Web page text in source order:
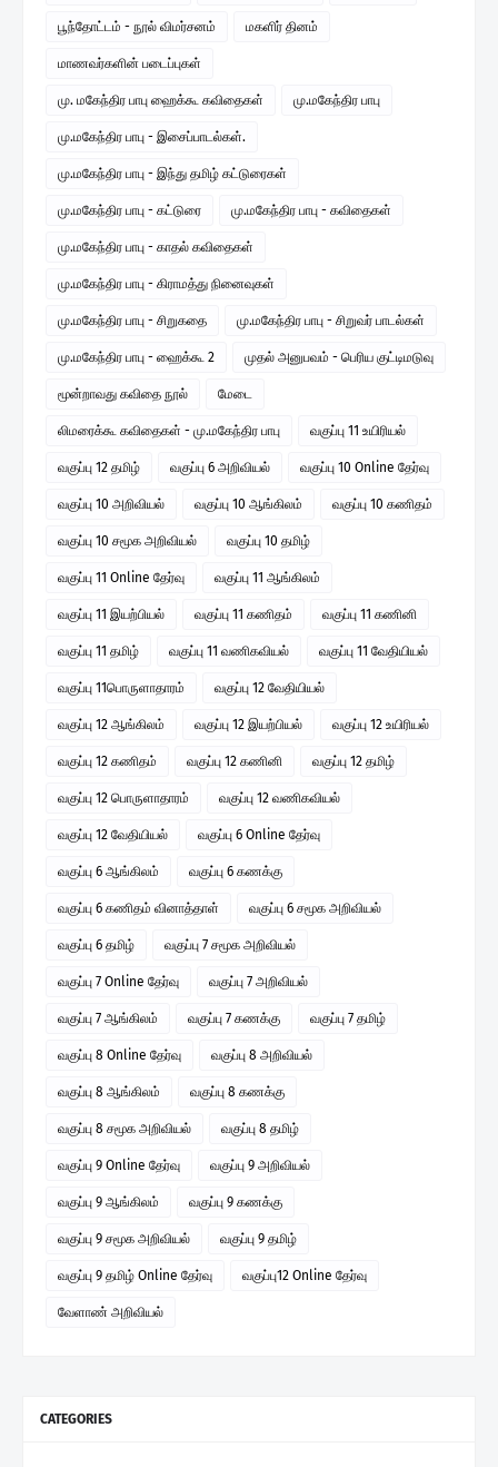
பூந்தோட்டம் - நூல் விமர்சனம் மகளிர் தினம்
மாணவர்களின் படைப்புகள்
மு. மகேந்திர பாபு ஹைக்கூ கவிதைகள் மு.மகேந்திர பாபு
மு.மகேந்திர பாபு - இசைப்பாடல்கள்.
மு.மகேந்திர பாபு - இந்து தமிழ் கட்டுரைகள்
மு.மகேந்திர பாபு - கட்டுரை மு.மகேந்திர பாபு - கவிதைகள்
மு.மகேந்திர பாபு - காதல் கவிதைகள்
மு.மகேந்திர பாபு - கிராமத்து நினைவுகள்
மு.மகேந்திர பாபு - சிறுகதை மு.மகேந்திர பாபு - சிறுவர் பாடல்கள்
மு.மகேந்திர பாபு - ஹைக்கூ 2 முதல் அனுபவம் - பெரிய குட்டிமடுவு
மூன்றாவது கவிதை நூல் மேடை
லிமரைக்கூ கவிதைகள் - மு.மகேந்திர பாபு வகுப்பு 11 உயிரியல்
வகுப்பு 12 தமிழ் வகுப்பு 6 அறிவியல் வகுப்பு 10 Online தேர்வு
வகுப்பு 10 அறிவியல் வகுப்பு 10 ஆங்கிலம் வகுப்பு 10 கணிதம்
வகுப்பு 10 சமூக அறிவியல் வகுப்பு 10 தமிழ்
வகுப்பு 11 Online தேர்வு வகுப்பு 11 ஆங்கிலம்
வகுப்பு 11 இயற்பியல் வகுப்பு 11 கணிதம் வகுப்பு 11 கணினி
வகுப்பு 11 தமிழ் வகுப்பு 11 வணிகவியல் வகுப்பு 11 வேதியியல்
வகுப்பு 11பொருளாதாரம் வகுப்பு 12 வேதியியல்
வகுப்பு 12 ஆங்கிலம் வகுப்பு 12 இயற்பியல் வகுப்பு 12 உயிரியல்
வகுப்பு 12 கணிதம் வகுப்பு 12 கணினி வகுப்பு 12 தமிழ்
வகுப்பு 12 பொருளாதாரம் வகுப்பு 12 வணிகவியல்
வகுப்பு 12 வேதியியல் வகுப்பு 6 Online தேர்வு
வகுப்பு 6 ஆங்கிலம் வகுப்பு 6 கணக்கு
வகுப்பு 6 கணிதம் வினாத்தாள் வகுப்பு 6 சமூக அறிவியல்
வகுப்பு 6 தமிழ் வகுப்பு 7 சமூக அறிவியல்
வகுப்பு 7 Online தேர்வு வகுப்பு 7 அறிவியல்
வகுப்பு 7 ஆங்கிலம் வகுப்பு 7 கணக்கு வகுப்பு 7 தமிழ்
வகுப்பு 8 Online தேர்வு வகுப்பு 8 அறிவியல்
வகுப்பு 8 ஆங்கிலம் வகுப்பு 8 கணக்கு
வகுப்பு 8 சமூக அறிவியல் வகுப்பு 8 தமிழ்
வகுப்பு 9 Online தேர்வு வகுப்பு 9 அறிவியல்
வகுப்பு 9 ஆங்கிலம் வகுப்பு 9 கணக்கு
வகுப்பு 9 சமூக அறிவியல் வகுப்பு 9 தமிழ்
வகுப்பு 9 தமிழ் Online தேர்வு வகுப்பு12 Online தேர்வு
வேளாண் அறிவியல்
CATEGORIES